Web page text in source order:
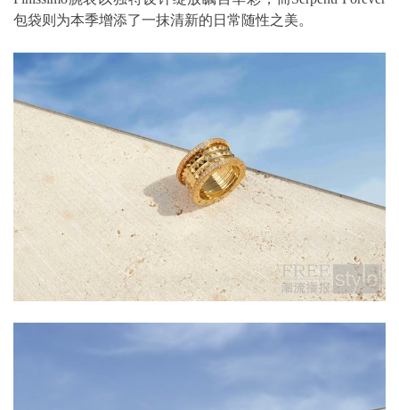
包袋则为本季增添了一抹清新的日常随性之美。